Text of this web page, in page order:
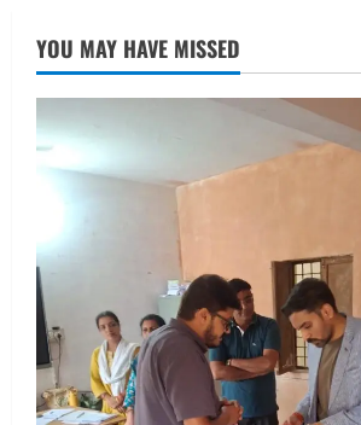
2
तीलू रौतेली पुरस्कार के
चयन : रेखा आर्या
August 6, 2026
UTTARAKHAND NEWS
मिस उत्तराखंड 2026 के
August 5, 2026
4
UTTARAKHAND NEWS
एमआईटी वर्ल्ड पीस
बीएसबीआई के बीच
को मिलेंगे वैश्विक अवसर
YOU MAY HAVE MISSED